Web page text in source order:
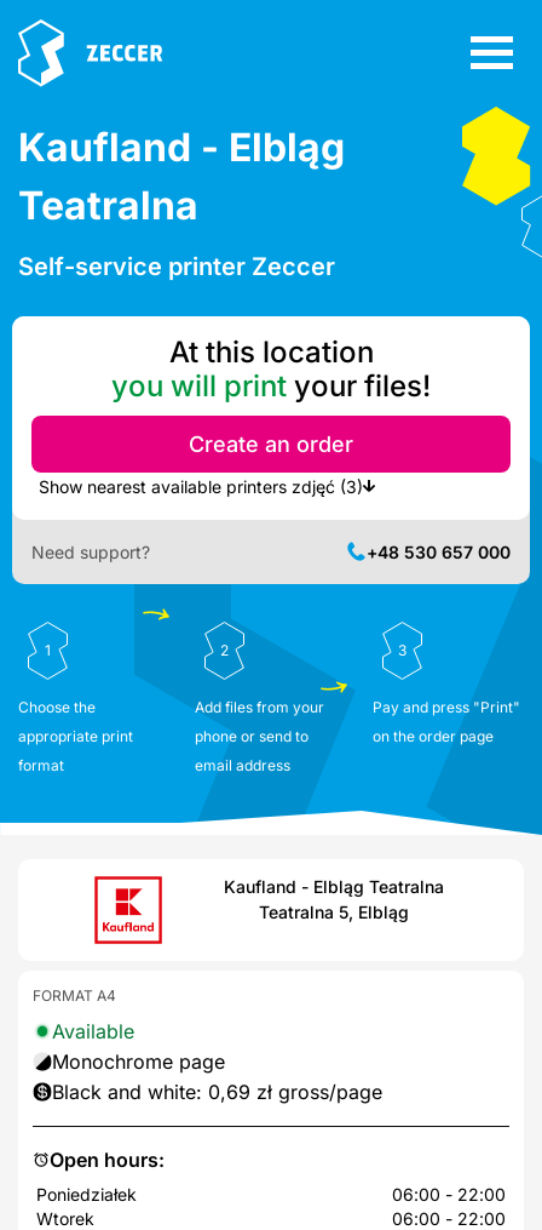
Kaufland - Elbląg
Teatralna
Self-service printer Zeccer
At this location
you will print your files!
Create an order
Show nearest available printers zdjęć (3)
Need support? +48 530 657 000
1
Choose the
appropriate print
format
2
Add files from your
phone or send to
email address
3
Pay and press "Print"
on the order page
Kaufland - Elbląg Teatralna
Teatralna 5, Elbląg
Open hours:
Poniedziałek
06:00 - 22:00
Wtorek
06:00 - 22:00
FORMAT A4
Available
Monochrome page
Black and white: 0,69 zł gross/page